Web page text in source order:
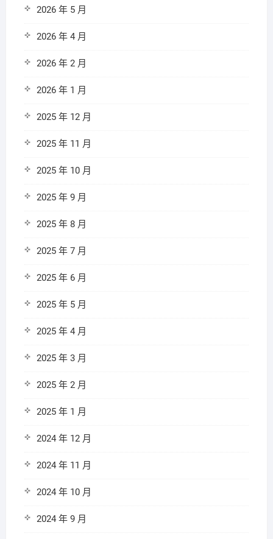
2026 年 5 月
2026 年 4 月
2026 年 2 月
2026 年 1 月
2025 年 12 月
2025 年 11 月
2025 年 10 月
2025 年 9 月
2025 年 8 月
2025 年 7 月
2025 年 6 月
2025 年 5 月
2025 年 4 月
2025 年 3 月
2025 年 2 月
2025 年 1 月
2024 年 12 月
2024 年 11 月
2024 年 10 月
2024 年 9 月